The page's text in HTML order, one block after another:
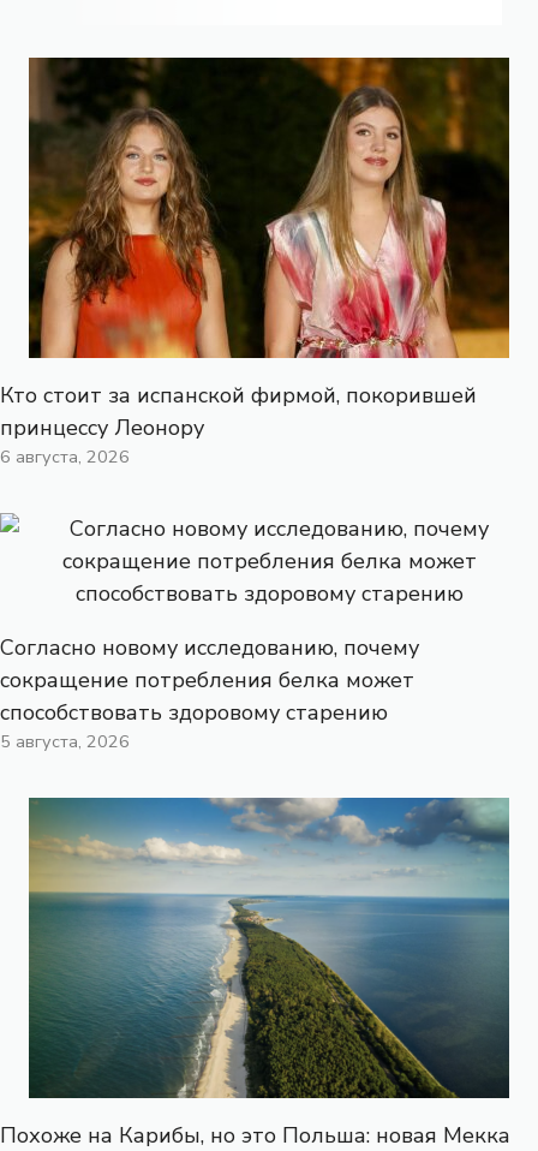
Кто стоит за испанской фирмой, покорившей
принцессу Леонору
6 августа, 2026
Согласно новому исследованию, почему
сокращение потребления белка может
способствовать здоровому старению
5 августа, 2026
Похоже на Карибы, но это Польша: новая Мекка